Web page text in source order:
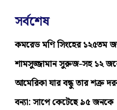
সর্বশেষ
কমরেড মণি সিংহের ১২৫তম
শামসুজ্জামান সুরুজ-সহ ১২
আমেরিকা যার বন্ধু তার শত্রু
বন্যা: সাপে কেটেছে ৯৫ জনকে